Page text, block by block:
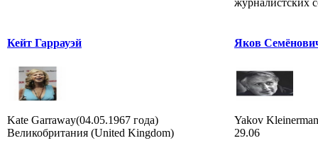
Кейт Гаррауэй
Kate Garraway(04.05.1967 года)
Великобритания (United Kingdom)
Яков
Yakov
29.06